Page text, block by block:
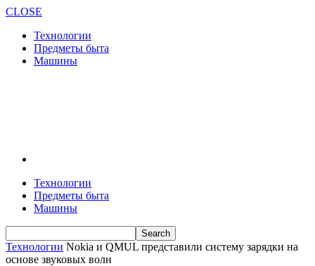
CLOSE
Технологии
Предметы быта
Машины
Технологии
Предметы быта
Машины
Технологии Nokia и QMUL представили систему зарядки на
основе звуковых волн